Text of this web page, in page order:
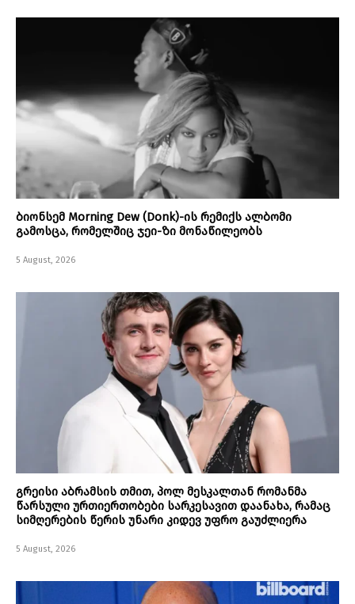
ბიონსემ Morning Dew (Donk)-ის რემიქს ალბომი
გამოსცა, რომელშიც ჯეი-ზი მონაწილეობს
5 August, 2026
გრეისი აბრამსის თმით, პოლ მესკალთან რომანმა
წარსული ურთიერთობები სარკესავით დაანახა, რამაც
სიმღერების წერის უნარი კიდევ უფრო გაუძლიერა
5 August, 2026